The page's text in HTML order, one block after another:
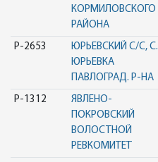
КОРМИЛОВСКОГО
РАЙОНА
Р-2653
ЮРЬЕВСКИЙ С/С, C.
ЮРЬЕВКА
ПАВЛОГРАД. Р-НА
Р-1312
ЯВЛЕНО-
ПОКРОВСКИЙ
ВОЛОСТНОЙ
РЕВКОМИТЕТ